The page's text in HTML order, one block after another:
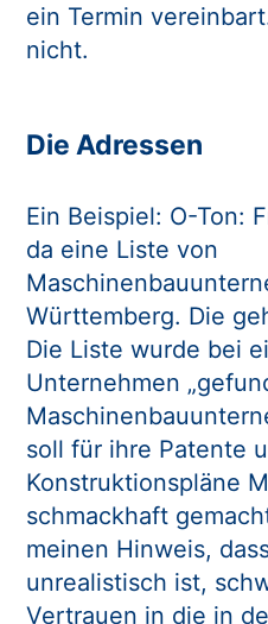
ein Termin
nicht.
Die Adressen
Ein Beispiel: O-Ton:
da eine Liste von
Württemberg. Die
Die Liste wurde bei
Unternehmen
soll für ihre Patente
Konstruktionspläne
schmackhaft
meinen Hinweis,
unrealistisch ist,
Vertrauen in die in